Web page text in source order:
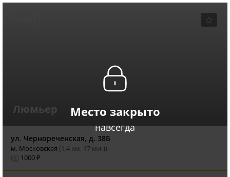
Место закрыто
навсегда
Люмьер
ул. Чернореченская, д. 38Б
м. Московская (1.4 км, 17 мин)
1000 ₽